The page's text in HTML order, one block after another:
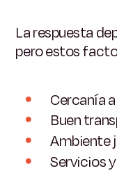
La respuesta
pero estos
Cercanía
Buen
Ambiente
Servicios